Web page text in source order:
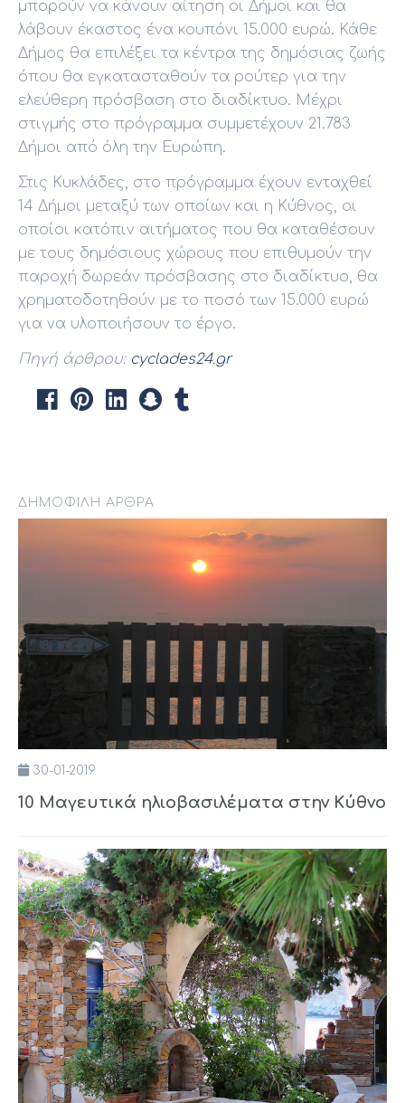
μπορούν να κάνουν αίτηση οι Δήμοι και θα
λάβουν έκαστος ένα κουπόνι 15.000 ευρώ. Κάθε
Δήμος θα επιλέξει τα κέντρα της δημόσιας ζωής
όπου θα εγκατασταθούν τα ρούτερ για την
ελεύθερη πρόσβαση στο διαδίκτυο. Μέχρι
στιγμής στο πρόγραμμα συμμετέχουν 21.783
Δήμοι από όλη την Ευρώπη.
Στις Κυκλάδες, στο πρόγραμμα έχουν ενταχθεί
14 Δήμοι μεταξύ των οποίων και η Κύθνος, οι
οποίοι κατόπιν αιτήματος που θα καταθέσουν
με τους δημόσιους χώρους που επιθυμούν την
παροχή δωρεάν πρόσβασης στο διαδίκτυο, θα
χρηματοδοτηθούν με το ποσό των 15.000 ευρώ
για να υλοποιήσουν το έργο.
Πηγή άρθρου: cyclades24.gr
ΔΗΜΟΦΙΛΉ ΆΡΘΡΑ
30-01-2019
10 Μαγευτικά ηλιοβασιλέματα στην Κύθνο